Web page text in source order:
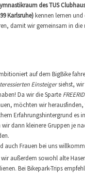
des TUS
Karlsruhe)kennen lernen und
damit wir gemeinsam in die
auf dem BigBike
Einsteigersiehst,
Da wir die Sparte
möchten wir herausfinden,
Erfahrungshintergrund es
wir dann kleinere Gruppen je
auch Frauen bei uns
außerdem sowohl alte
Bei Bikepark-Trips